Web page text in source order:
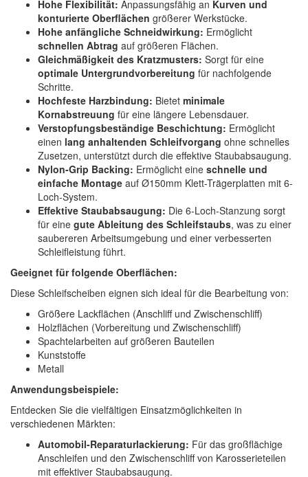
Hohe Flexibilität: Anpassungsfähig an Kurven und
konturierte Oberflächen größerer Werkstücke.
Hohe anfängliche Schneidwirkung: Ermöglicht
schnellen Abtrag auf größeren Flächen.
Gleichmäßigkeit des Kratzmusters: Sorgt für eine
optimale Untergrundvorbereitung für nachfolgende
Schritte.
Hochfeste Harzbindung: Bietet minimale
Kornabstreuung für eine längere Lebensdauer.
Verstopfungsbeständige Beschichtung: Ermöglicht
einen lang anhaltenden Schleifvorgang ohne schnelles
Zusetzen, unterstützt durch die effektive Staubabsaugung.
Nylon-Grip Backing: Ermöglicht eine schnelle und
einfache Montage auf Ø150mm Klett-Trägerplatten mit 6-
Loch-System.
Effektive Staubabsaugung: Die 6-Loch-Stanzung sorgt
für eine gute Ableitung des Schleifstaubs, was zu einer
saubereren Arbeitsumgebung und einer verbesserten
Schleifleistung führt.
Geeignet für folgende Oberflächen:
Diese Schleifscheiben eignen sich ideal für die Bearbeitung von:
Größere Lackflächen (Anschliff und Zwischenschliff)
Holzflächen (Vorbereitung und Zwischenschliff)
Spachtelarbeiten auf größeren Bauteilen
Kunststoffe
Metall
Anwendungsbeispiele:
Entdecken Sie die vielfältigen Einsatzmöglichkeiten in
verschiedenen Märkten:
Automobil-Reparaturlackierung: Für das großflächige
Anschleifen und den Zwischenschliff von Karosserieteilen
mit effektiver Staubabsaugung.